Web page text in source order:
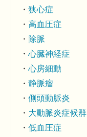
狭心症
高血圧症
除脈
心臓神経症
心房細動
静脈瘤
側頭動脈炎
大動脈炎症候群
低血圧症